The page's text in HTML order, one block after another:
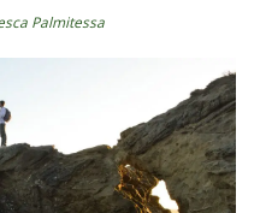
Palmitessa